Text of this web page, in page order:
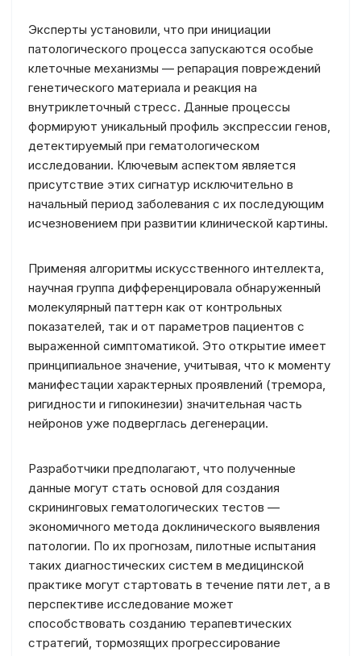
Эксперты установили, что при инициации
патологического процесса запускаются особые
клеточные механизмы — репарация повреждений
генетического материала и реакция на
внутриклеточный стресс. Данные процессы
формируют уникальный профиль экспрессии генов,
детектируемый при гематологическом
исследовании. Ключевым аспектом является
присутствие этих сигнатур исключительно в
начальный период заболевания с их последующим
исчезновением при развитии клинической картины.
Применяя алгоритмы искусственного интеллекта,
научная группа дифференцировала обнаруженный
молекулярный паттерн как от контрольных
показателей, так и от параметров пациентов с
выраженной симптоматикой. Это открытие имеет
принципиальное значение, учитывая, что к моменту
манифестации характерных проявлений (тремора,
ригидности и гипокинезии) значительная часть
нейронов уже подверглась дегенерации.
Разработчики предполагают, что полученные
данные могут стать основой для создания
скрининговых гематологических тестов —
экономичного метода доклинического выявления
патологии. По их прогнозам, пилотные испытания
таких диагностических систем в медицинской
практике могут стартовать в течение пяти лет, а в
перспективе исследование может
способствовать созданию терапевтических
стратегий, тормозящих прогрессирование